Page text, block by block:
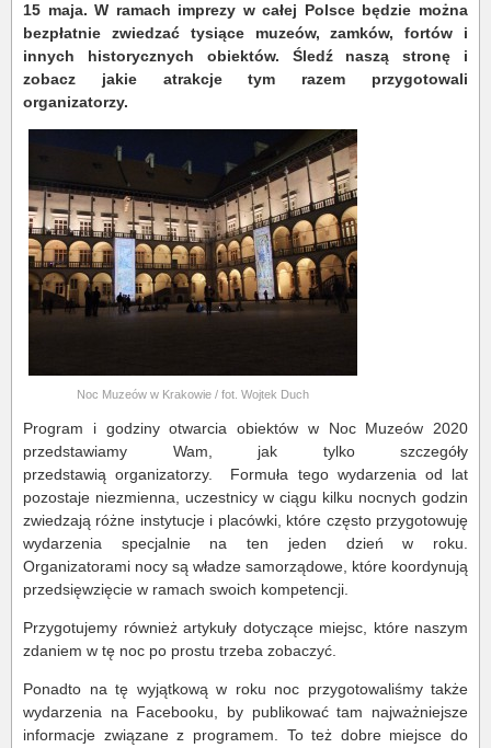
15 maja. W ramach imprezy w całej Polsce będzie można
bezpłatnie zwiedzać tysiące muzeów, zamków, fortów i
innych historycznych obiektów. Śledź naszą stronę i
zobacz jakie atrakcje tym razem przygotowali
organizatorzy.
Noc Muzeów w Krakowie / fot. Wojtek Duch
Program i godziny otwarcia obiektów w Noc Muzeów 2020
przedstawiamy Wam, jak tylko szczegóły
przedstawią organizatorzy. Formuła tego wydarzenia od lat
pozostaje niezmienna, uczestnicy w ciągu kilku nocnych godzin
zwiedzają różne instytucje i placówki, które często przygotowuję
wydarzenia specjalnie na ten jeden dzień w roku.
Organizatorami nocy są władze samorządowe, które koordynują
przedsięwzięcie w ramach swoich kompetencji.
Przygotujemy również artykuły dotyczące miejsc, które naszym
zdaniem w tę noc po prostu trzeba zobaczyć.
Ponadto na tę wyjątkową w roku noc przygotowaliśmy także
wydarzenia na Facebooku, by publikować tam najważniejsze
informacje związane z programem. To też dobre miejsce do